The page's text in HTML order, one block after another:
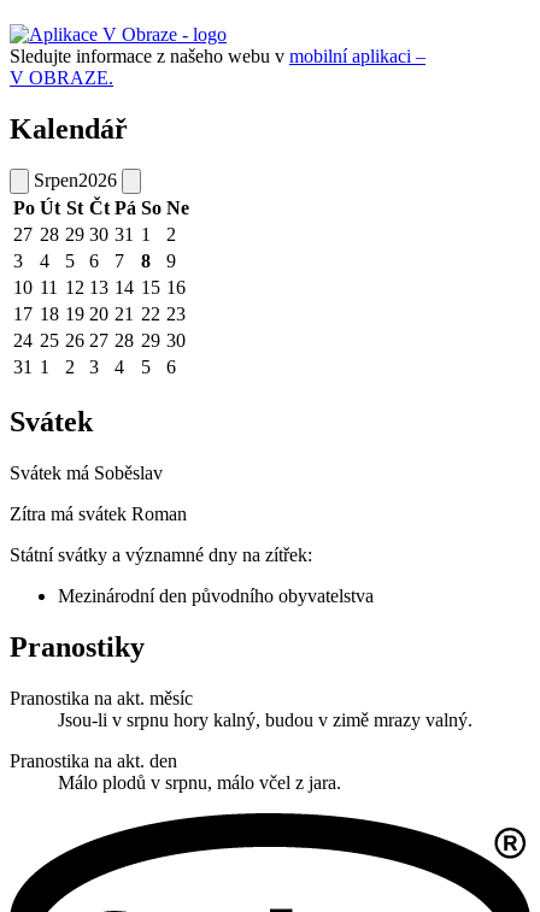
Sledujte informace z našeho webu v mobilní aplikaci –
V OBRAZE.
Kalendář
Srpen2026
Po Út St Čt Pá So Ne
27 28 29 30 31 1
2
3
4 5 6 7 8
9
10 11 12 13 14 15 16
17 18 19 20 21 22 23
24 25 26 27 28 29 30
31 1 2 3 4 5 6
Svátek
Svátek má Soběslav
Zítra má svátek Roman
Státní svátky a významné dny na zítřek:
Mezinárodní den původního obyvatelstva
Pranostiky
Pranostika na akt. měsíc
Jsou-li v srpnu hory kalný, budou v zimě mrazy valný.
Pranostika na akt. den
Málo plodů v srpnu, málo včel z jara.